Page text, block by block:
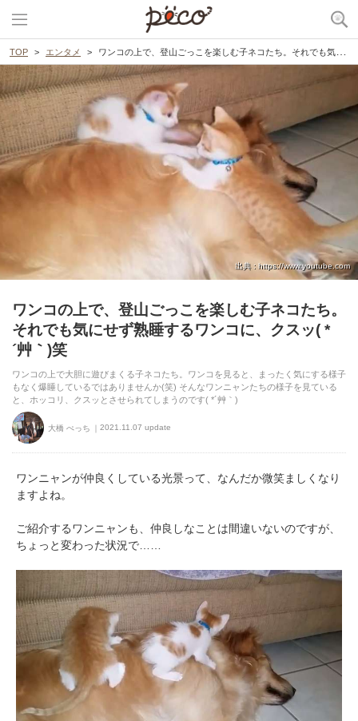
TOP エンタメ ワンコの上で、登山ごっこを楽しむ子ネコたち。それでも気にせず熟睡するワンコに、クスッ( *´艸｀)笑
出典 : https://www.youtube.com
ワンコの上で、登山ごっこを楽しむ子ネコたち。
それでも気にせず熟睡するワンコに、クスッ( *
´艸｀)笑
ワンコの上で大胆に遊びまくる子ネコたち。ワンコを見ると、まったく気にする様子
もなく爆睡しているではありませんか(笑) そんなワンニャンたちの様子を見ている
と、ホッコリ、クスッとさせられてしまうのです( *´艸｀)
大橋 ぺっち 2021.11.07 update
ワンニャンが仲良くしている光景って、なんだか微笑ましくなり
ますよね。
ご紹介するワンニャンも、仲良しなことは間違いないのですが、
ちょっと変わった状況で……